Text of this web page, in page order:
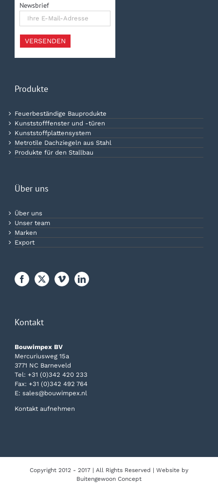
Newsbrief
Adresse
VERSENDEN
Produkte
Feuerbeständige Bauprodukte
Kunststofffenster und -türen
Kunststoffplattensystem
Metrotile Dachziegeln aus Stahl
Produkte für den Stallbau
Über uns
Über uns
Unser team
Marken
Export
Kontakt
Bouwimpex BV
Mercuriusweg 15a
3771 NC Barneveld
Tel: +31 (0)342 420 233
Fax: +31 (0)342 492 764
E: sales@bouwimpex.nl
Kontakt aufnehmen
Copyright 2012 - 2017 | All Rights Reserved | Website by
Buitengewoon Concept